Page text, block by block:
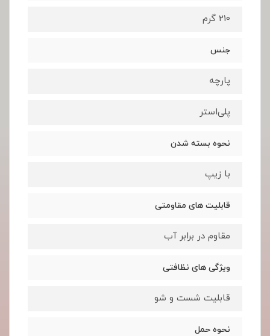
210 گرم
جنس
پارچه
پلی‌استر
نحوه بسته شدن
با زیپ
قابلیت های مقاومتی
مقاوم در برابر آب
ویژگی های نظافتی
قابلیت شست و شو
نحوه حمل